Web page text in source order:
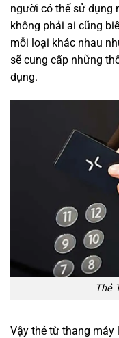
người có thể sử dụng
không phải ai cũng
mỗi loại khác nhau
sẽ cung cấp những
dụng.
Thẻ
Vậy thẻ từ thang máy